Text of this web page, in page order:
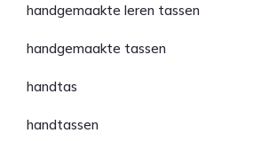
handgemaakte leren tassen
handgemaakte tassen
handtas
handtassen